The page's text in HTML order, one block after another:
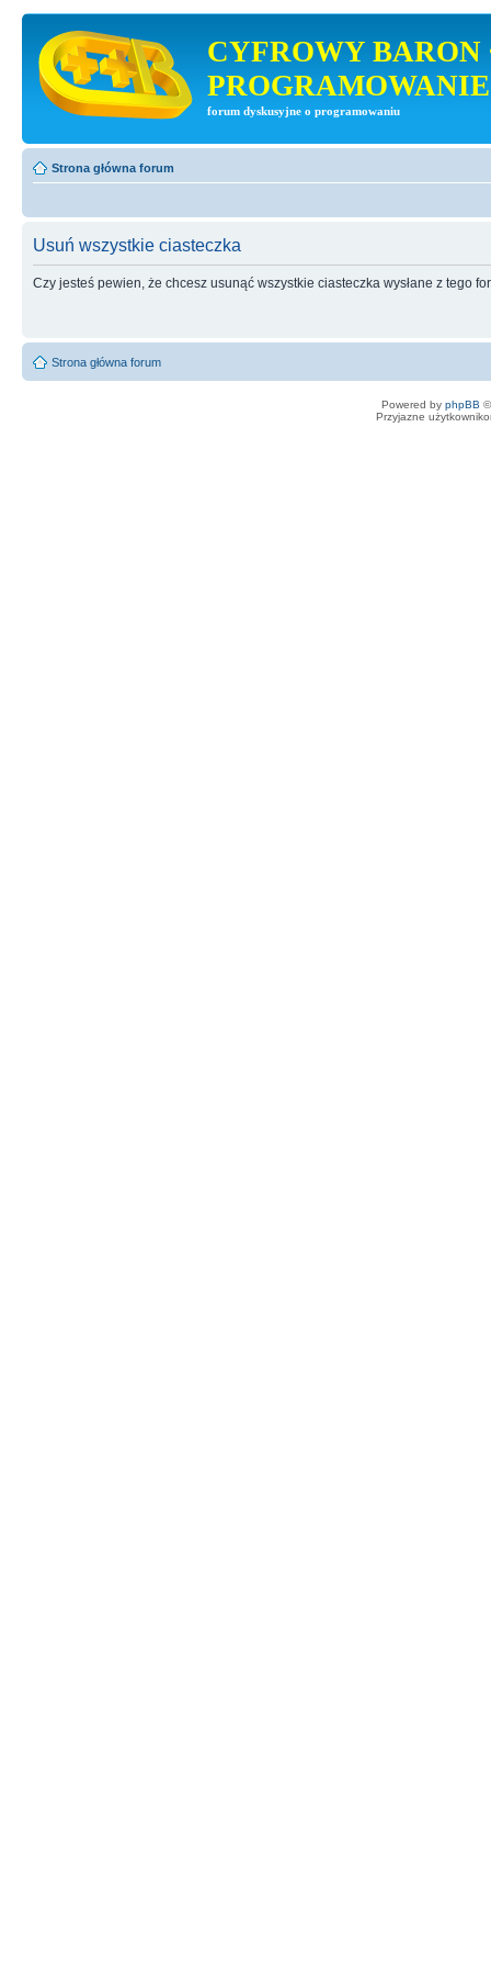
CYFROWY BARON
PROGRAMOWANIE
forum dyskusyjne o programowaniu
Strona główna forum
Usuń wszystkie ciasteczka
Czy jesteś pewien, że chcesz usunąć wszystkie ciasteczka wysłane z tego
Strona główna forum
Powered by phpBB
Przyjazne